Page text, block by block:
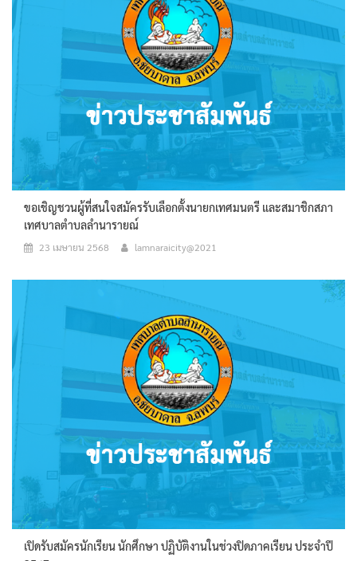
ขอเชิญชวนผู้ที่สนใจสมัครรับเลือกตั้งนายกเทศมนตรี และสมาชิกสภา
เทศบาลตำบลลำนารายณ์
23 เมษายน 2568 lamnaraicity@2021
เปิดรับสมัครนักเรียน นักศึกษา ปฏิบัติงานในช่วงปิดภาคเรียน ประจำปี